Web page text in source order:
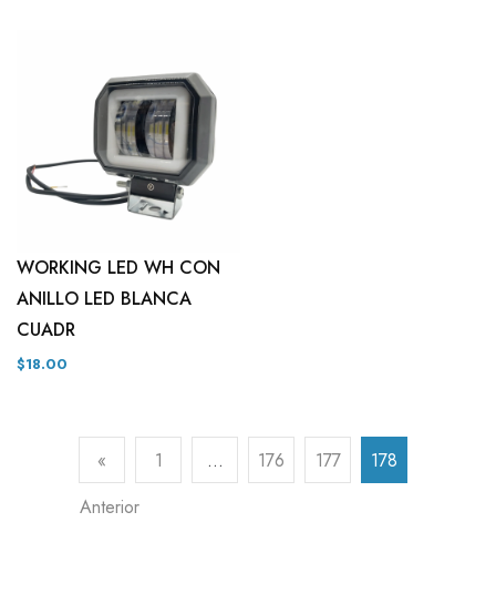
WORKING LED WH CON
ANILLO LED BLANCA
CUADR
$18.00
«
Anterior
1 … 176 177 178